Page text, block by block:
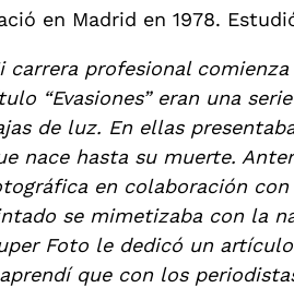
en Madrid en 1978.
carrera profesional
“Evasiones” eran una
de luz. En ellas
nace hasta su muerte.
en colaboración con
se mimetizaba con la
Foto le dedicó un
que con los